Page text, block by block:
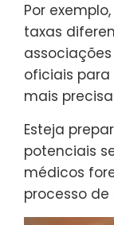
Por
taxas
oficiais
mais
Esteja
potenciais
médicos
processo